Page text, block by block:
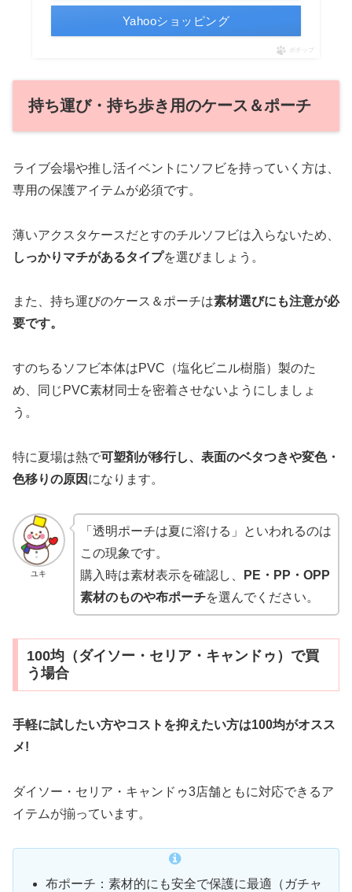
Yahooショッピング
ポチップ
持ち運び・持ち歩き用のケース＆ポーチ
ライブ会場や推し活イベントにソフビを持っていく方は、
専用の保護アイテムが必須です。
薄いアクスタケースだとすのチルソフビは入らないため、
しっかりマチがあるタイプを選びましょう。
また、持ち運びのケース＆ポーチは素材選びにも注意が必
要です。
すのちるソフビ本体はPVC（塩化ビニル樹脂）製のた
め、同じPVC素材同士を密着させないようにしましょ
う。
特に夏場は熱で可塑剤が移行し、表面のベタつきや変色・
色移りの原因 になります。
ユキ
「透明ポーチは夏に溶ける」といわれるのは
この現象です。
購入時は素材表示を確認し、
PE・PP・OPP
素材のものや布ポーチを選んでください。
100均（ダイソー・セリア・キャンドゥ）で買
う場合
手軽に試したい方やコストを抑えたい方は100均がオスス
メ!
ダイソー・セリア・キャンドゥ3店舗ともに対応できるア
イテムが揃っています。
布ポーチ：素材的にも安全で保護に最適（ガチャ